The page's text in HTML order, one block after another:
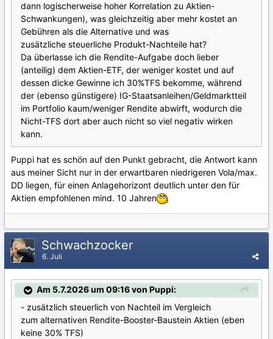
dann logischerweise hoher Korrelation zu Aktien-
Schwankungen), was gleichzeitig aber mehr kostet an
Gebühren als die Alternative und was
zusätzliche steuerliche Produkt-Nachteile hat?
Da überlasse ich die Rendite-Aufgabe doch lieber
(anteilig) dem Aktien-ETF, der weniger kostet und auf
dessen dicke Gewinne ich 30%TFS bekomme, während
der (ebenso günstigere) IG-Staatsanleihen/Geldmarktteil
im Portfolio kaum/weniger Rendite abwirft, wodurch die
Nicht-TFS dort aber auch nicht so viel negativ wirken
kann.
Puppi hat es schön auf den Punkt gebracht, die Antwort kann
aus meiner Sicht nur in der erwartbaren niedrigeren Vola/max.
DD liegen, für einen Anlagehorizont deutlich unter den für
Aktien empfohlenen mind. 10 Jahren
Schwachzocker
6. Juli
Am 5.7.2026 um 09:16 von Puppi:
- zusätzlich steuerlich von Nachteil im Vergleich
zum alternativen Rendite-Booster-Baustein Aktien (eben
keine 30% TFS)